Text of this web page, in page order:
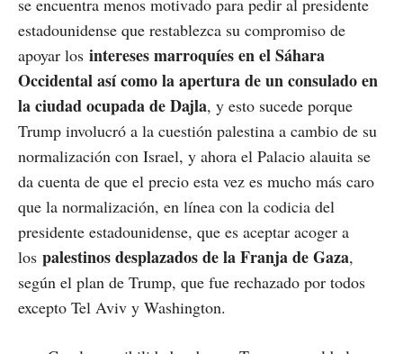
se encuentra menos motivado para pedir al presidente
estadounidense que restablezca su compromiso de
apoyar los intereses marroquíes en el Sáhara
Occidental así como la apertura de un consulado en
la ciudad ocupada de Dajla, y esto sucede porque
Trump involucró a la cuestión palestina a cambio de su
normalización con Israel, y ahora el Palacio alauita se
da cuenta de que el precio esta vez es mucho más caro
que la normalización, en línea con la codicia del
presidente estadounidense, que es aceptar acoger a
los palestinos desplazados de la Franja de Gaza,
según el plan de Trump, que fue rechazado por todos
excepto Tel Aviv y Washington.